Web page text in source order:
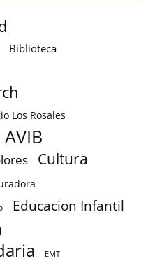
Biblioteca
Los Rosales
Cultura
Educacion Infantil
EMT